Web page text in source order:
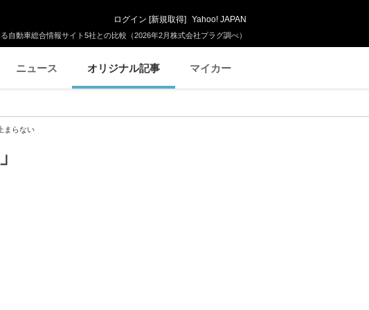
自動車総合情報サイト5社との比較（2026年2月株式会社プラグ調べ）
ログイン [新規取得] Yahoo! JAPAN
ニュース オリジナル記事 マイカー
まらない